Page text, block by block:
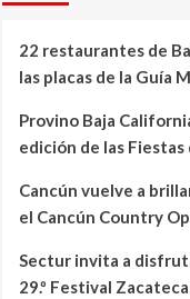
22 restaurantes de
las placas de la Guía
Provino Baja
edición de las Fiestas
Cancún vuelve a
el Cancún Country
Sectur invita a
29.º Festival